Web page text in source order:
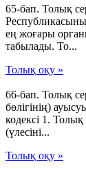
65-бап. Толық
ең жоғары
табылады. То...
Толық оқу »
66-бап. Толық
бөлiгiнiң)
кодексi 1.
(үлесiнi...
Толық оқу »